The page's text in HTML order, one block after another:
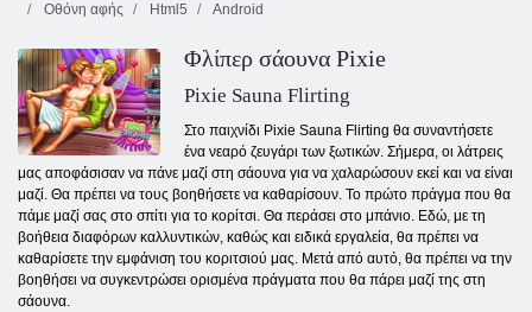
Οθόνη αφής
Html5 Android
Φλίπερ σάουνα Pixie
Pixie Sauna Flirting
Στο παιχνίδι Pixie Sauna Flirting θα συναντήσετε
ένα νεαρό ζευγάρι των ξωτικών. Σήμερα, οι λάτρεις
μας αποφάσισαν να πάνε μαζί στη σάουνα για να χαλαρώσουν εκεί και να είναι
μαζί. Θα πρέπει να τους βοηθήσετε να καθαρίσουν. Το πρώτο πράγμα που θα
πάμε μαζί σας στο σπίτι για το κορίτσι. Θα περάσει στο μπάνιο. Εδώ, με τη
βοήθεια διαφόρων καλλυντικών, καθώς και ειδικά εργαλεία, θα πρέπει να
καθαρίσετε την εμφάνιση του κοριτσιού μας. Μετά από αυτό, θα πρέπει να την
βοηθήσει να συγκεντρώσει ορισμένα πράγματα που θα πάρει μαζί της στη
σάουνα.